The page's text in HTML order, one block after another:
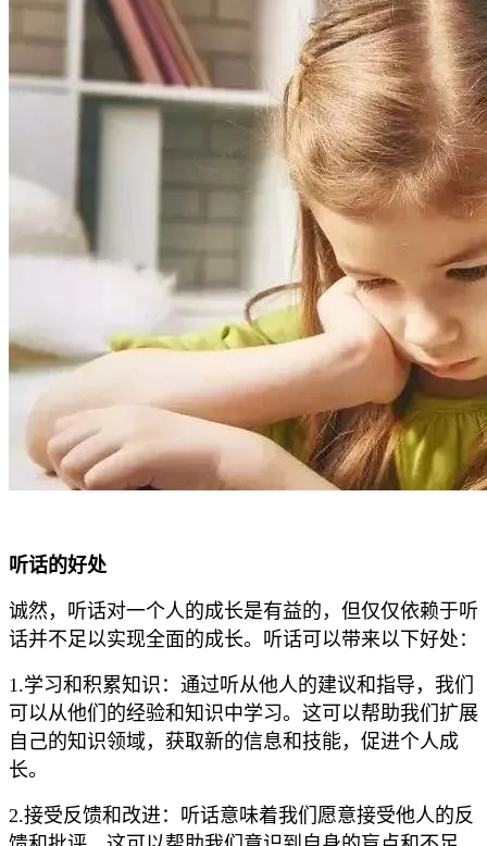
听话的好处
诚然，听话对一个人的成长是有益的，但仅仅依赖于听
话并不足以实现全面的成长。听话可以带来以下好处：
1.学习和积累知识：通过听从他人的建议和指导，我们
可以从他们的经验和知识中学习。这可以帮助我们扩展
自己的知识领域，获取新的信息和技能，促进个人成
长。
2.接受反馈和改进：听话意味着我们愿意接受他人的反